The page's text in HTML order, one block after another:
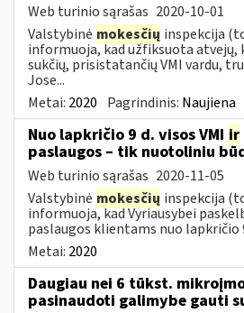
Web turinio sąrašas 2020-10-01
Valstybinė mokesčių inspekcija
informuoja, kad užfiksuota atvejų,
sukčių, prisistatančių VMI vardu,
Jose...
Metai: 2020 Pagrindinis: Naujiena
Nuo lapkričio 9 d. visos VMI ir
paslaugos – tik nuotoliniu
Web turinio sąrašas 2020-11-05
Valstybinė mokesčių inspekcija
informuoja, kad Vyriausybei
paslaugos klientams nuo lapkričio
Metai: 2020
Daugiau nei 6 tūkst.
pasinaudoti galimybe gauti